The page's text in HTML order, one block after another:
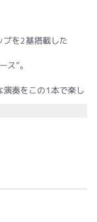
プを2基搭載した
”。
奏をこの1本で楽し
しのエレキギター